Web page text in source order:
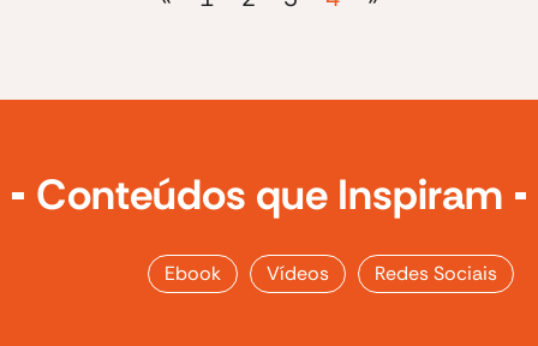
Conteúdos que Inspiram
Ebook Vídeos Redes Sociais